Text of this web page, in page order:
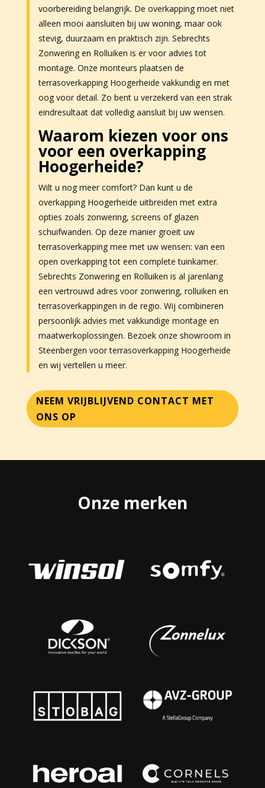
voorbereiding belangrijk. De overkapping moet niet
alleen mooi aansluiten bij uw woning, maar ook
stevig, duurzaam en praktisch zijn. Sebrechts
Zonwering en Rolluiken is er voor advies tot
montage. Onze monteurs plaatsen de
terrasoverkapping Hoogerheide vakkundig en met
oog voor detail. Zo bent u verzekerd van een strak
eindresultaat dat volledig aansluit bij uw wensen.
Waarom kiezen voor ons
voor een overkapping
Hoogerheide?
Wilt u nog meer comfort? Dan kunt u de
overkapping Hoogerheide uitbreiden met extra
opties zoals zonwering, screens of glazen
schuifwanden. Op deze manier groeit uw
terrasoverkapping mee met uw wensen: van een
open overkapping tot een complete tuinkamer.
Sebrechts Zonwering en Rolluiken is al jarenlang
een vertrouwd adres voor zonwering, rolluiken en
terrasoverkappingen in de regio. Wij combineren
persoonlijk advies met vakkundige montage en
maatwerkoplossingen. Bezoek onze showroom in
Steenbergen voor terrasoverkapping Hoogerheide
en wij vertellen u meer.
NEEM VRIJBLIJVEND CONTACT MET
ONS OP
Onze merken